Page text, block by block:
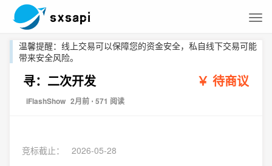
温馨提醒：线上交易可以保障您的资金安全，私自线下交易可能
带来安全风险。
寻：二次开发 ￥ 待商议
iFlashShow 2月前 ⋅ 571 阅读
竞标截止：
2026-05-28